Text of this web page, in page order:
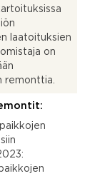
laatoituksien
on
remonttia.